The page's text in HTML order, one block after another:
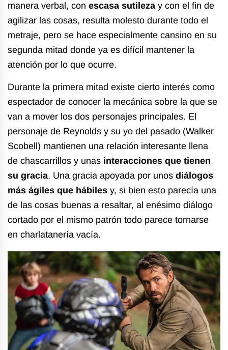
manera verbal, con escasa sutilezay con el fin de
agilizar las cosas, resulta molesto durante todo el
metraje, pero se hace especialmente cansino en su
segunda mitad donde ya es difícil mantener la
atención por lo que ocurre.
Durante la primera mitad existe cierto interés como
espectador de conocer la mecánica sobre la que se
van a mover los dos personajes principales. El
personaje de Reynolds y su yo del pasado (Walker
Scobell) mantienen una relación interesante llena
de chascarrillos y unas interacciones que tienen
su gracia. Una gracia apoyada por unos diálogos
más ágiles que hábiles y, si bien esto parecía una
de las cosas buenas a resaltar, al enésimo diálogo
cortado por el mismo patrón todo parece tornarse
en charlatanería vacía.